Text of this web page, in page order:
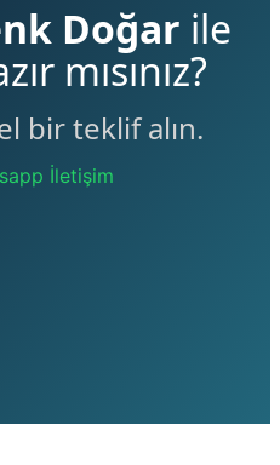
Doğar ile
mısınız?
bir teklif alın.
İletişim